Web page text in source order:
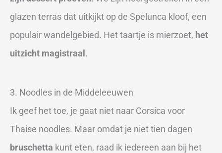
glazen terras dat uitkijkt op de Spelunca kloof, een
populair wandelgebied. Het taartje is mierzoet, het
uitzicht magistraal.
3. Noodles in de Middeleeuwen
Ik geef het toe, je gaat niet naar Corsica voor
Thaise noodles. Maar omdat je niet tien dagen
bruschetta kunt eten, raad ik iedereen aan bij het